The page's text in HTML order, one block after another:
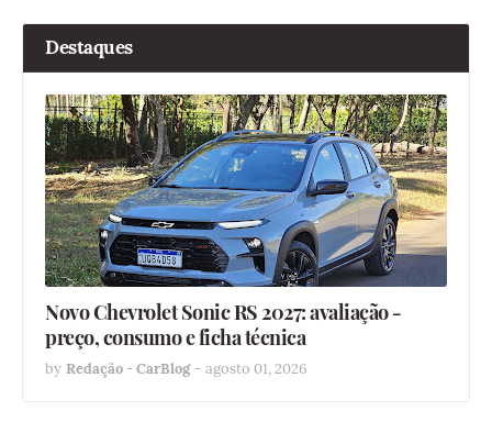
Destaques
Novo Chevrolet Sonic RS 2027: avaliação -
preço, consumo e ficha técnica
by Redação - CarBlog - agosto 01, 2026